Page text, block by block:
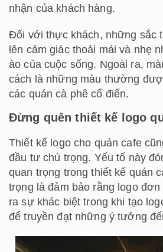
nhận của khách hàng.
Đối với thực khách, những sắc
lên cảm giác thoải mái và nhẹ
ào của cuộc sống. Ngoài ra,
cách là những màu thường
các quán cà phê cổ điển.
Đừng quên thiết kế logo
Thiết kế logo cho quán cafe
đầu tư chú trọng. Yếu tố này
quan trọng trong thiết kế quán
trọng là đảm bảo rằng logo
ra sự khác biệt trong khi tạo
để truyền đạt những ý tưởng